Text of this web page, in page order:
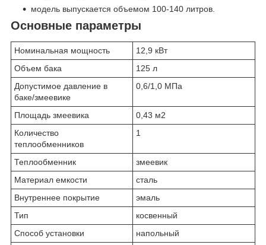
модель выпускается объемом 100-140 литров.
Основные параметры
Номинальная мощность
12,9 кВт
Объем бака
125 л
Допустимое давление в
баке/змеевике
0,6/1,0 МПа
Площадь змеевика
0,43 м2
Количество
теплообменников
1
Теплообменник
змеевик
Материал емкости
сталь
Внутреннее покрытие
эмаль
Тип
косвенный
Способ установки
напольный